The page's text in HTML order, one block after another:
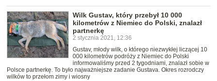
Wilk Gustav, który przebył 10 000
kilometrów z Niemiec do Polski, znalazł
partnerkę
2 stycznia 2021, 12:36
Gustav, młody wilk, o którego niezwykłej liczącej 10
000 kilometrów podróży z Niemiec do Polski
informowaliśmy przed 2 tygodniami, znalazł sobie w
Polsce partnerkę. To było najważniejsze zadanie Gustava. Okres rozrodczy
wilków to przełom zimy i wiosny